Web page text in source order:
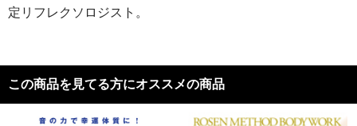
定リフレクソロジスト。
この商品を見てる方にオススメの商品